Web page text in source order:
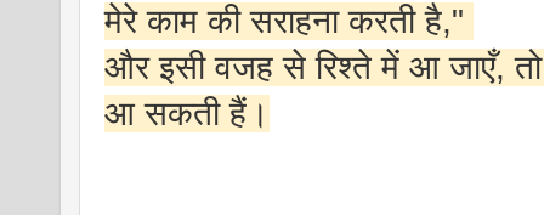
मेरे काम की सराहना करती है,"
और इसी वजह से रिश्ते में आ जाएँ,
आ सकती हैं।